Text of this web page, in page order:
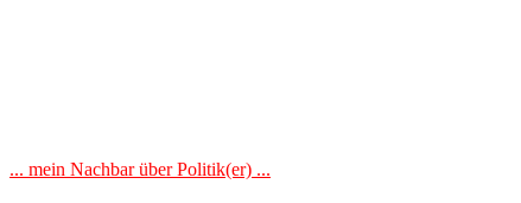
... mein Nachbar über Politik(er) ...